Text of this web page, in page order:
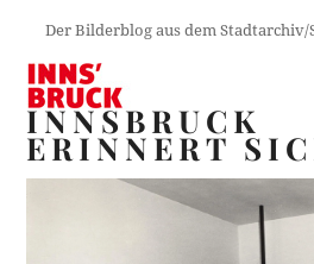
Der Bilderblog aus dem
INNSBRUCK
ERINNERT